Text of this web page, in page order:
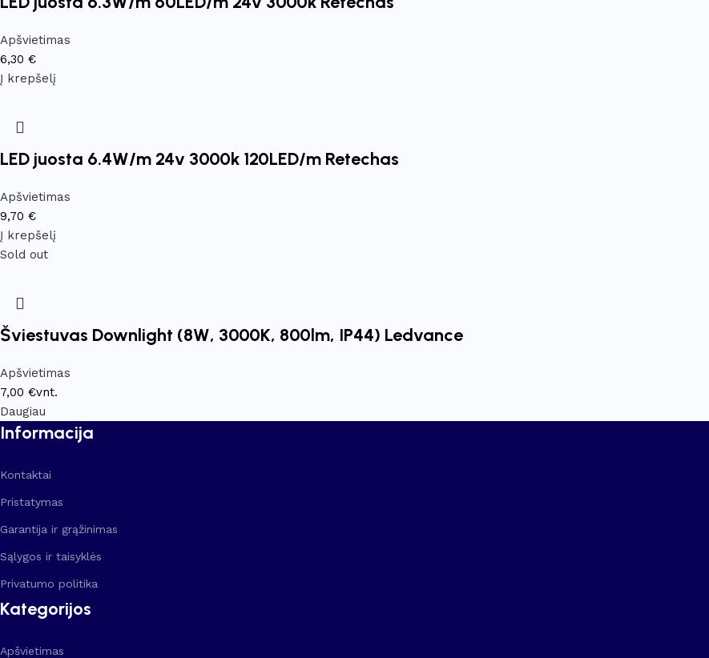
Apšvietimas
6,30 €
Į krepšelį
LED juosta 6.4W/m 24v 3000k 120LED/m Retechas
Apšvietimas
9,70 €
Į krepšelį
Sold out
Šviestuvas Downlight (8W, 3000K, 800lm, IP44) Ledvance
Apšvietimas
7,00 €vnt.
Daugiau
Informacija
Kontaktai
Pristatymas
Garantija ir grąžinimas
Sąlygos ir taisyklės
Privatumo politika
Kategorijos
Apšvietimas